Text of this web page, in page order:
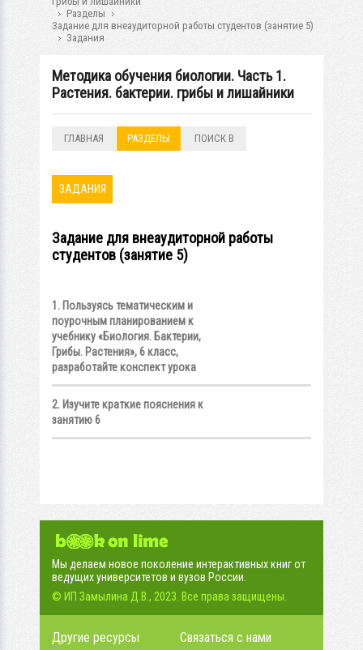
Разделы
Задание для внеаудиторной работы студентов (занятие 5)
Задания
Методика обучения биологии. Часть 1.
Растения. бактерии. грибы и лишайники
ГЛАВНАЯ РАЗДЕЛЫ
ПОИСК В
ЗАДАНИЯ
Задание для внеаудиторной работы
студентов (занятие 5)
1. Пользуясь тематическим и
поурочным планированием к
учебнику «Биология. Бактерии,
Грибы. Растения», 6 класс,
разработайте конспект урока
2. Изучите краткие пояснения к
занятию 6
Мы делаем новое поколение интерактивных книг от
ведущих университетов и вузов России.
© ИП Замылина Д.В., 2023. Все права защищены.
Другие ресурсы Связаться с нами